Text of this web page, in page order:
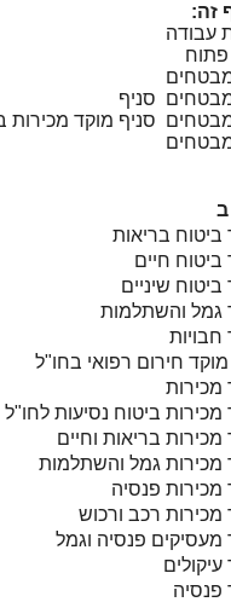
זה:
עבודה
סניף
סניף מוקד מכירות
ב